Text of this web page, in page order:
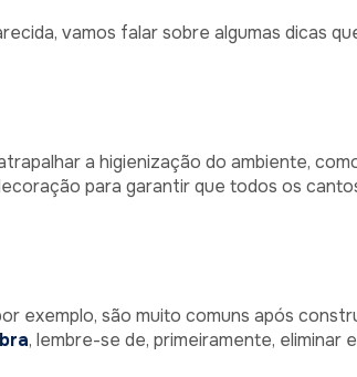
vamos falar sobre algumas dicas
a higienização do ambiente,
para garantir que todos os
exemplo, são muito comuns após
, lembre-se de, primeiramente, eliminar